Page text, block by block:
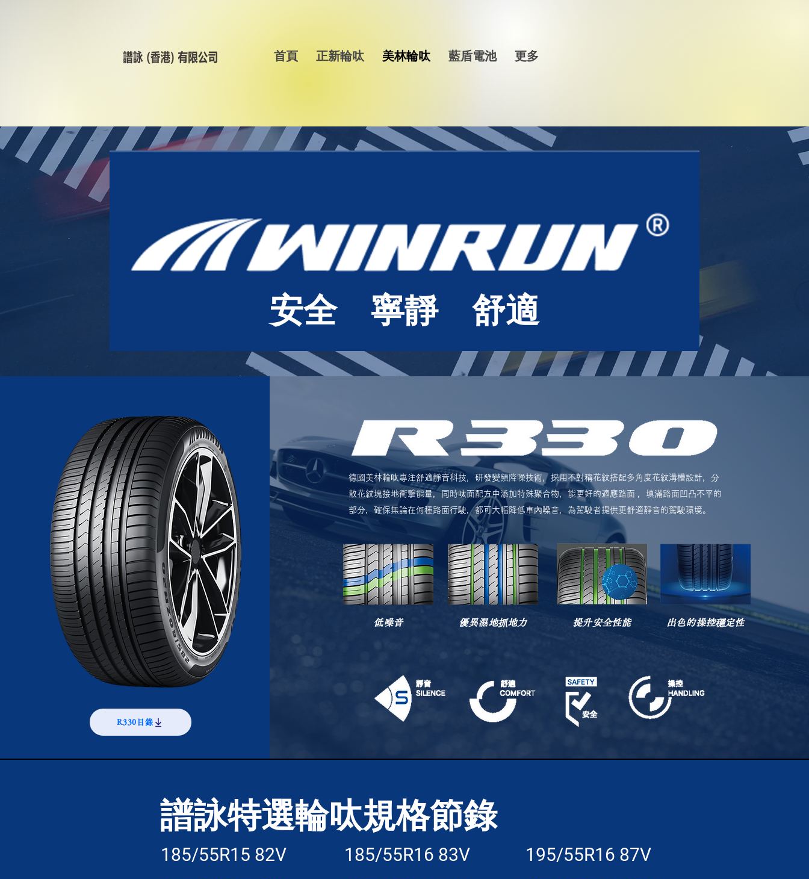
首頁 正新輪呔 美林輪呔 藍盾電池 更多
安全 寧靜 舒適
R330目錄
德國美林輪呔專注舒適靜音科技，研發變頻降噪技術，採用不對稱花紋搭配多角度花紋溝槽設計，分
散花紋塊接地衝擊能量，同時呔面配方中添加特殊聚合物，能更好的適應路面 ，填滿路面凹凸不平的
部分，確保無論在何種路面行駛，都可大幅降低車內噪音，為駕駛者提供更舒適靜音的駕駛環境。
低噪音 優異濕地抓地力 提升安全性能 出色的操控穩定性
185/55R15 82V
195/55R16 87V
185/55R16 83V
譜詠特選輪呔規格節錄